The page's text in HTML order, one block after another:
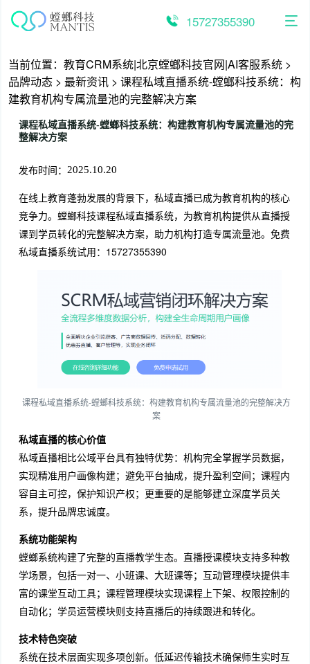
15727355390
当前位置： 教育CRM系统|北京螳螂科技官网|AI客服系统 >
品牌动态 > 最新资讯 > 课程私域直播系统-螳螂科技系统：构
建教育机构专属流量池的完整解决方案
课程私域直播系统-螳螂科技系统：构建教育机构专属流量池的完
整解决方案
发布时间： 2025.10.20
在线上教育蓬勃发展的背景下，私域直播已成为教育机构的核心
竞争力。螳螂科技课程私域直播系统，为教育机构提供从直播授
课到学员转化的完整解决方案，助力机构打造专属流量池。免费
私域直播系统试用：15727355390
课程私域直播系统-螳螂科技系统：构建教育机构专属流量池的完整解决方
案
私域直播的核心价值
私域直播相比公域平台具有独特优势：机构完全掌握学员数据，
实现精准用户画像构建；避免平台抽成，提升盈利空间；课程内
容自主可控，保护知识产权；更重要的是能够建立深度学员关
系，提升品牌忠诚度。
系统功能架构
螳螂系统构建了完整的直播教学生态。直播授课模块支持多种教
学场景，包括一对一、小班课、大班课等；互动管理模块提供丰
富的课堂互动工具；课程管理模块实现课程上下架、权限控制的
自动化；学员运营模块则支持直播后的持续跟进和转化。
技术特色突破
系统在技术层面实现多项创新。低延迟传输技术确保师生实时互